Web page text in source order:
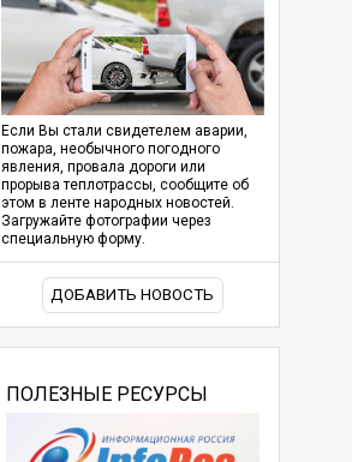
Если Вы стали свидетелем аварии,
пожара, необычного погодного
явления, провала дороги или
прорыва теплотрассы, сообщите об
этом в ленте народных новостей.
Загружайте фотографии через
специальную форму.
ДОБАВИТЬ НОВОСТЬ
ПОЛЕЗНЫЕ РЕСУРСЫ